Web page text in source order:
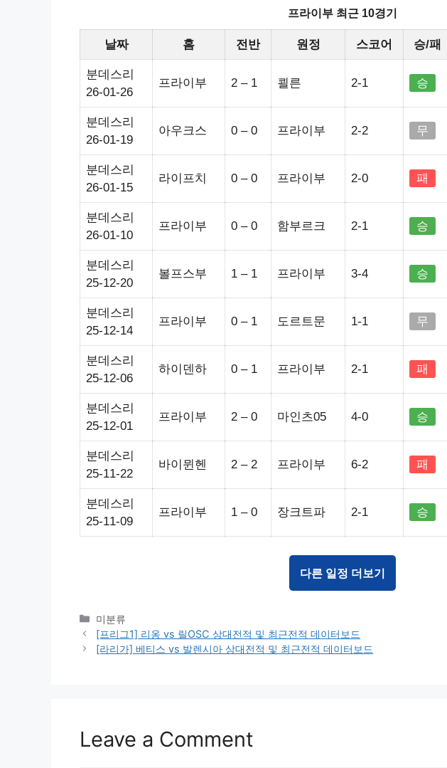
프라이부 최근 10경기
날짜 홈 전반 원정 스코어 승/패
분데스리
26-01-26
프라이부 2 – 1 쾰른 2-1 승
분데스리
26-01-19
아우크스 0 – 0 프라이부 2-2 무
분데스리
26-01-15
라이프치 0 – 0 프라이부 2-0 패
분데스리
26-01-10
프라이부 0 – 0 함부르크 2-1 승
분데스리
25-12-20
볼프스부 1 – 1 프라이부 3-4 승
분데스리
25-12-14
프라이부 0 – 1 도르트문 1-1 무
분데스리
25-12-06
하이덴하 0 – 1 프라이부 2-1 패
분데스리
25-12-01
프라이부 2 – 0 마인츠05 4-0 승
분데스리
25-11-22
바이뮌헨 2 – 2 프라이부 6-2 패
분데스리
25-11-09
프라이부 1 – 0 장크트파 2-1 승
다른 일정 더보기
Categories
미분류
[프리그1] 리옹 vs 릴OSC 상대전적 및 최근전적 데이터보드
[라리가] 베티스 vs 발렌시아 상대전적 및 최근전적 데이터보드
Leave a Comment